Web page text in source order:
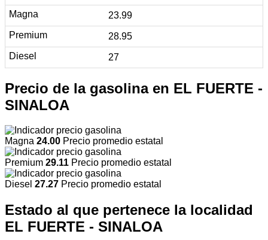
23.99
28.95
27
Precio de la gasolina en EL FUERTE -
SINALOA
Magna 24.00 Precio promedio estatal
Premium 29.11 Precio promedio estatal
Diesel 27.27 Precio promedio estatal
Estado al que pertenece la localidad
EL FUERTE - SINALOA